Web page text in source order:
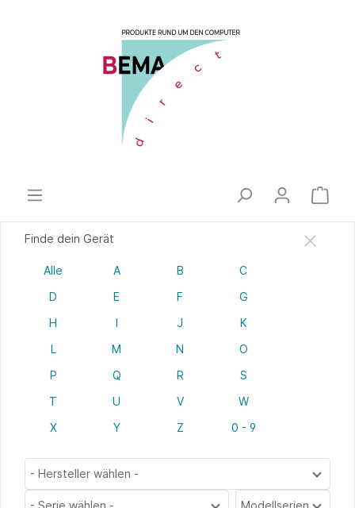
Finde dein Gerät
Alle A B
C
D
E F
G
H
I J
K
L
M N
O
P
Q R
S
T
U V
W
X
Y Z 0 - 9
- Hersteller wählen -